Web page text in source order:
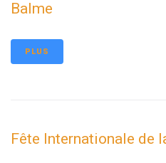
Balme
PLUS
Fête Internationale de